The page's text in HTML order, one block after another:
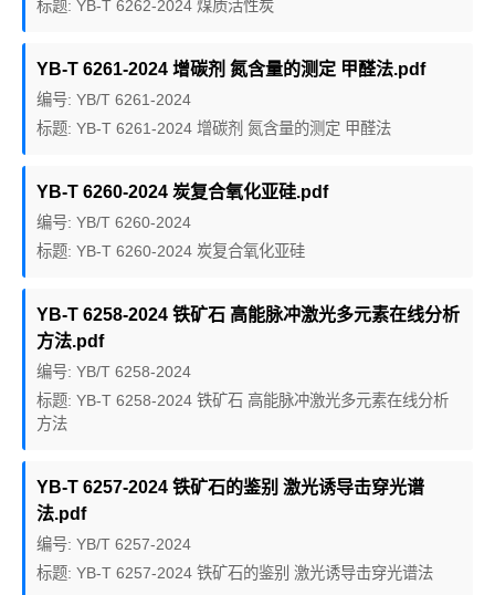
标题: YB-T 6262-2024 煤质活性炭
YB-T 6261-2024 增碳剂 氮含量的测定 甲醛法.pdf
编号: YB/T 6261-2024
标题: YB-T 6261-2024 增碳剂 氮含量的测定 甲醛法
YB-T 6260-2024 炭复合氧化亚硅.pdf
编号: YB/T 6260-2024
标题: YB-T 6260-2024 炭复合氧化亚硅
YB-T 6258-2024 铁矿石 高能脉冲激光多元素在线分析
方法.pdf
编号: YB/T 6258-2024
标题: YB-T 6258-2024 铁矿石 高能脉冲激光多元素在线分析
方法
YB-T 6257-2024 铁矿石的鉴别 激光诱导击穿光谱
法.pdf
编号: YB/T 6257-2024
标题: YB-T 6257-2024 铁矿石的鉴别 激光诱导击穿光谱法